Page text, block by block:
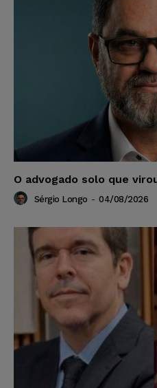
O advogado solo que
Sérgio Longo - 04/08/2026